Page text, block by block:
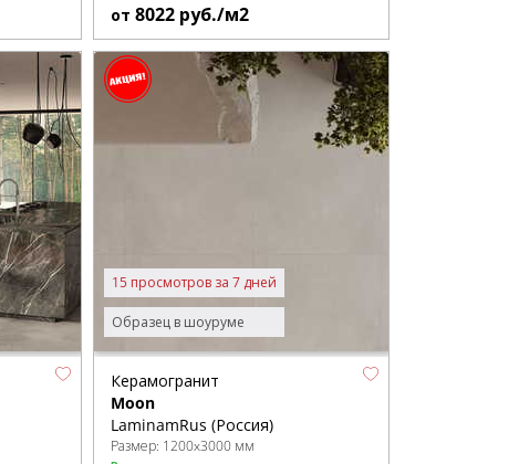
от 8022 руб./м2
Образец в шоуруме
15 просмотров за 7 дней
Керамогранит
Moon
LaminamRus (Россия)
Размер: 1200x3000 мм